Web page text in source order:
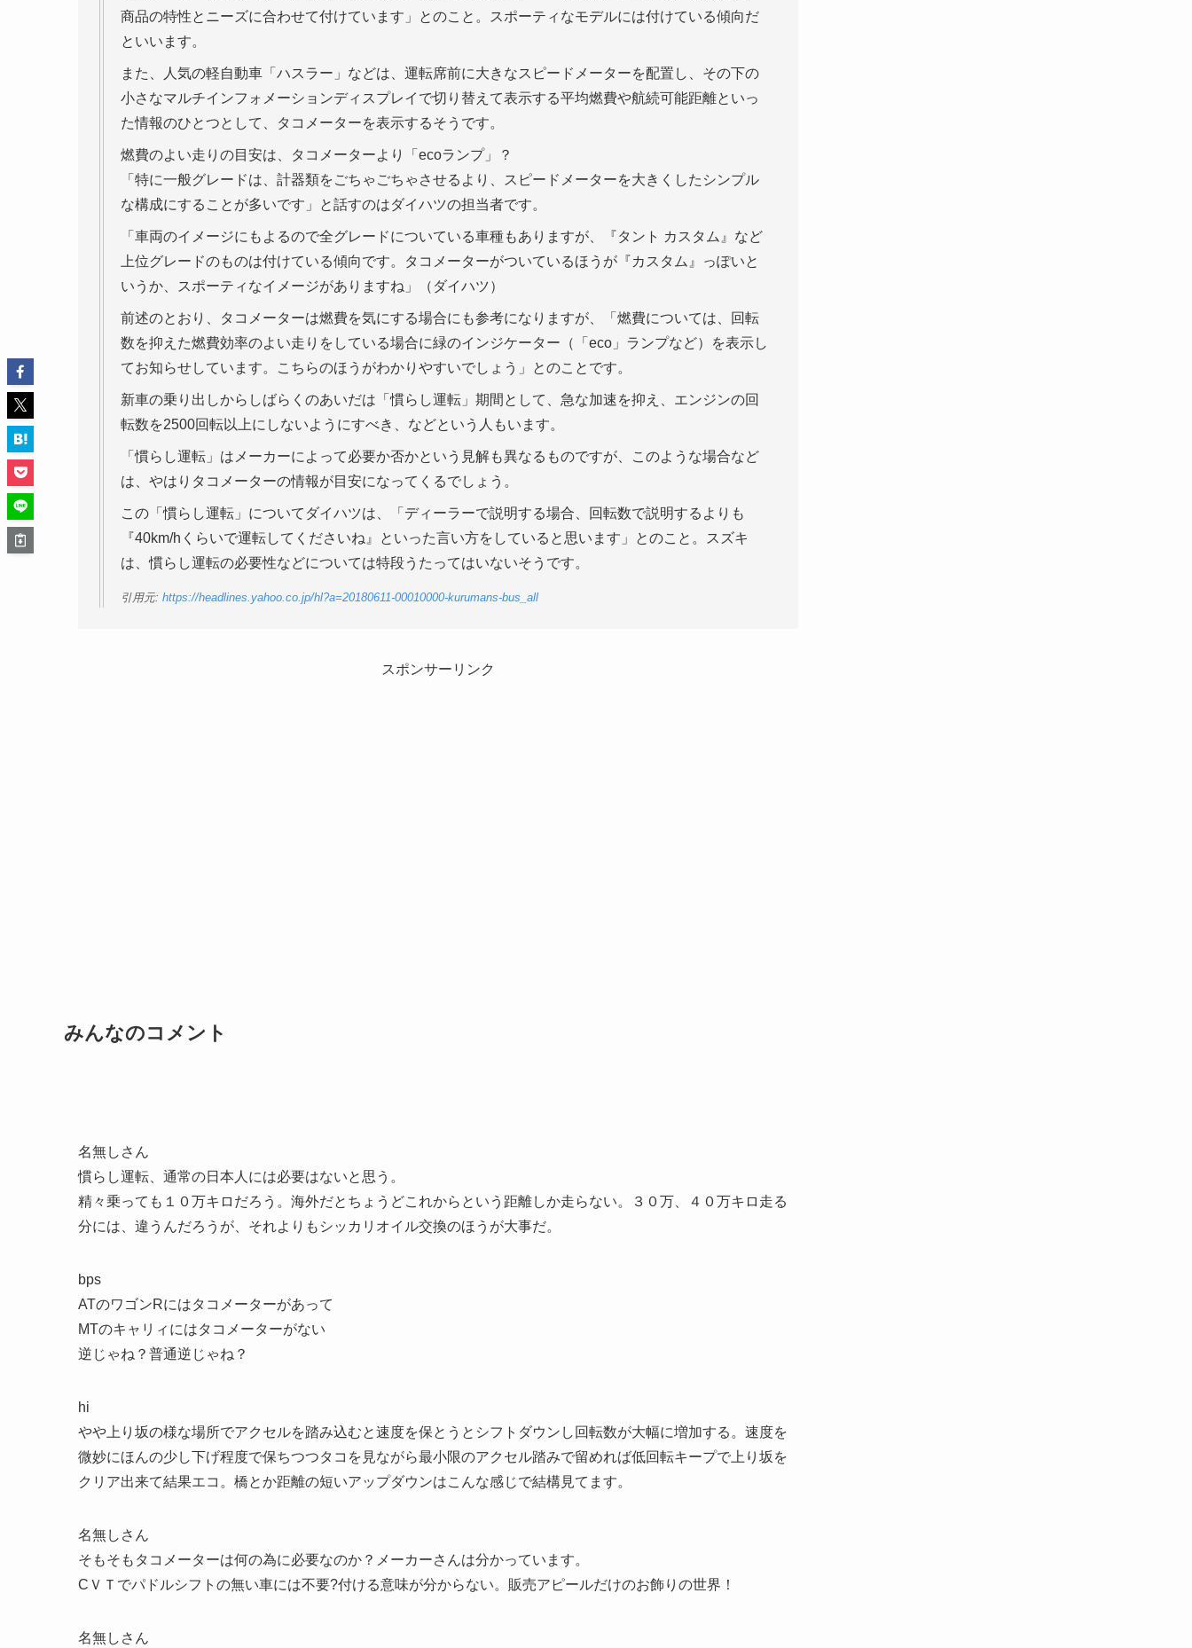
商品の特性とニーズに合わせて付けています」とのこと。スポーティなモデルには付けている傾向だ
といいます。
また、人気の軽自動車「ハスラー」などは、運転席前に大きなスピードメーターを配置し、その下の
小さなマルチインフォメーションディスプレイで切り替えて表示する平均燃費や航続可能距離といっ
た情報のひとつとして、タコメーターを表示するそうです。
燃費のよい走りの目安は、タコメーターより「ecoランプ」？
「特に一般グレードは、計器類をごちゃごちゃさせるより、スピードメーターを大きくしたシンプル
な構成にすることが多いです」と話すのはダイハツの担当者です。
「車両のイメージにもよるので全グレードについている車種もありますが、『タント カスタム』など
上位グレードのものは付けている傾向です。タコメーターがついているほうが『カスタム』っぽいと
いうか、スポーティなイメージがありますね」（ダイハツ）
前述のとおり、タコメーターは燃費を気にする場合にも参考になりますが、「燃費については、回転
数を抑えた燃費効率のよい走りをしている場合に緑のインジケーター（「eco」ランプなど）を表示し
てお知らせしています。こちらのほうがわかりやすいでしょう」とのことです。
新車の乗り出しからしばらくのあいだは「慣らし運転」期間として、急な加速を抑え、エンジンの回
転数を2500回転以上にしないようにすべき、などという人もいます。
「慣らし運転」はメーカーによって必要か否かという見解も異なるものですが、このような場合など
は、やはりタコメーターの情報が目安になってくるでしょう。
この「慣らし運転」についてダイハツは、「ディーラーで説明する場合、回転数で説明するよりも
『40km/hくらいで運転してくださいね』といった言い方をしていると思います」とのこと。スズキ
は、慣らし運転の必要性などについては特段うたってはいないそうです。
引用元: https://headlines.yahoo.co.jp/hl?a=20180611-00010000-kurumans-bus_all
スポンサーリンク
みんなのコメント
名無しさん
慣らし運転、通常の日本人には必要はないと思う。
精々乗っても１０万キロだろう。海外だとちょうどこれからという距離しか走らない。３０万、４０万キロ走る
分には、違うんだろうが、それよりもシッカリオイル交換のほうが大事だ。
bps
ATのワゴンRにはタコメーターがあって
MTのキャリィにはタコメーターがない
逆じゃね？普通逆じゃね？
hi
やや上り坂の様な場所でアクセルを踏み込むと速度を保とうとシフトダウンし回転数が大幅に増加する。速度を
微妙にほんの少し下げ程度で保ちつつタコを見ながら最小限のアクセル踏みで留めれば低回転キープで上り坂を
クリア出来て結果エコ。橋とか距離の短いアップダウンはこんな感じで結構見てます。
名無しさん
そもそもタコメーターは何の為に必要なのか？メーカーさんは分かっています。
CＶＴでパドルシフトの無い車には不要?付ける意味が分からない。販売アピールだけのお飾りの世界！
名無しさん